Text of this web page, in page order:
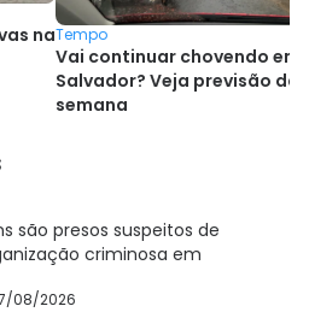
naTempo
Vai continuar chovendo em
Salvador? Veja previsão da
semana
são presos suspeitos de
criminosa em
08/2026